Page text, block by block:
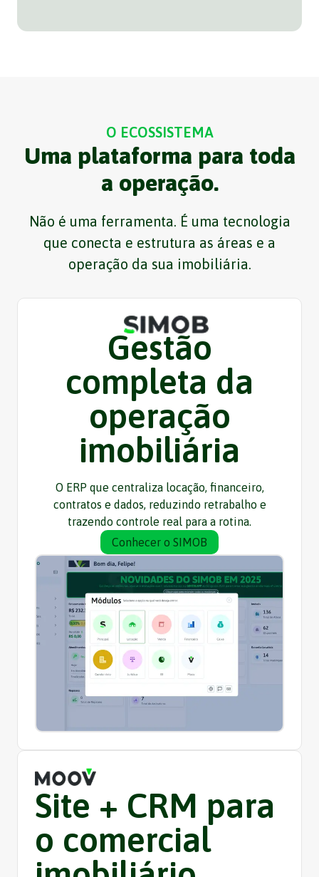
O ECOSSISTEMA
Uma plataforma para toda
a operação.
Não é uma ferramenta. É uma tecnologia
que conecta e estrutura as áreas e a
operação da sua imobiliária.
Gestão
completa da
operação
imobiliária
O ERP que centraliza locação, financeiro,
contratos e dados, reduzindo retrabalho e
trazendo controle real para a rotina.
Conhecer o SIMOB
Site + CRM para
o comercial